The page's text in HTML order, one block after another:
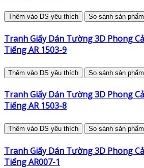
Thêm vào DS yêu thích So sánh sản
Tranh Giấy Dán Tường 3D Phong
Tiếng AR 1503-9
Thêm vào DS yêu thích So sánh sản
Tranh Giấy Dán Tường 3D Phong
Tiếng AR 1503-8
Thêm vào DS yêu thích So sánh sản
Tranh Giấy Dán Tường 3D Phong
Tiếng AR007-1